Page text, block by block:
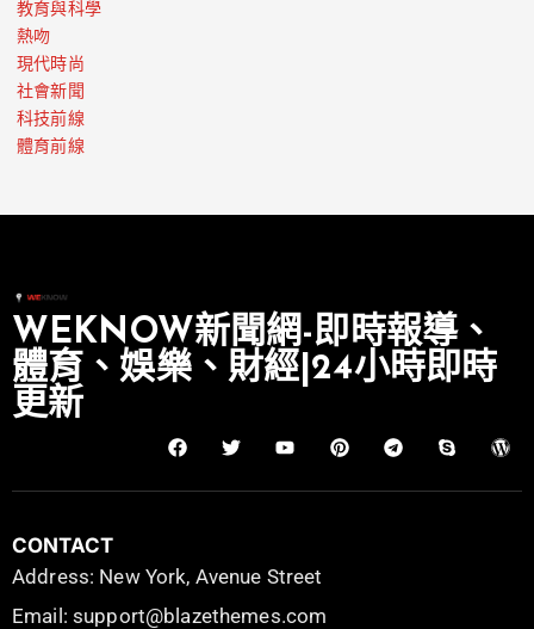
教育與科學
熱吻
現代時尚
社會新聞
科技前線
體育前線
WEKNOW新聞網-即時報導、
體育、娛樂、財經|24小時即時
更新
CONTACT
Address: New York, Avenue Street
Email: support@blazethemes.com